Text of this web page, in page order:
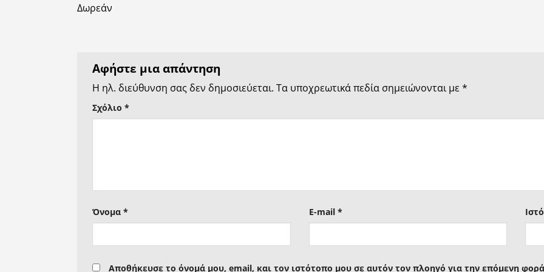
Δωρεάν
Αφήστε μια απάντηση
Η ηλ. διεύθυνση σας δεν δημοσιεύεται. Τα υποχρεωτικά πεδία σημειώνονται με *
Σχόλιο *
Όνομα * E-mail *
Αποθήκευσε το όνομά μου, email, και τον ιστότοπο μου σε αυτόν τον πλοηγό για την επόμενη